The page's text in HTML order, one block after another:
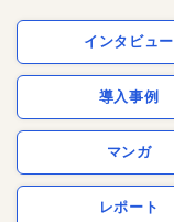
インタビュー
導入事例
マンガ
レポート